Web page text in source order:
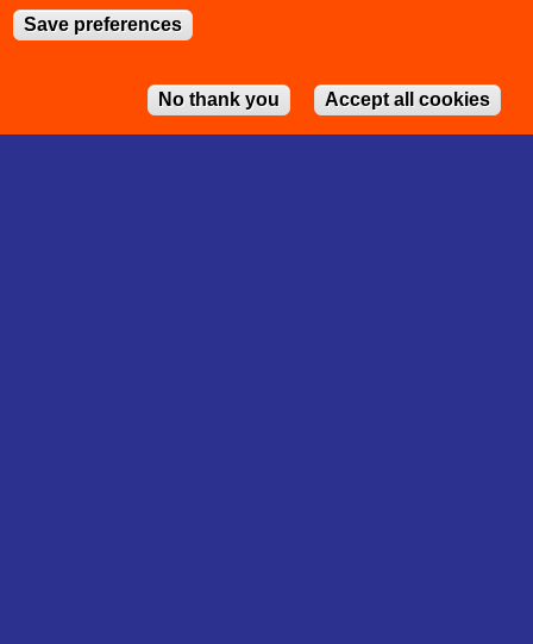
Save preferences
No thank you Accept all cookies